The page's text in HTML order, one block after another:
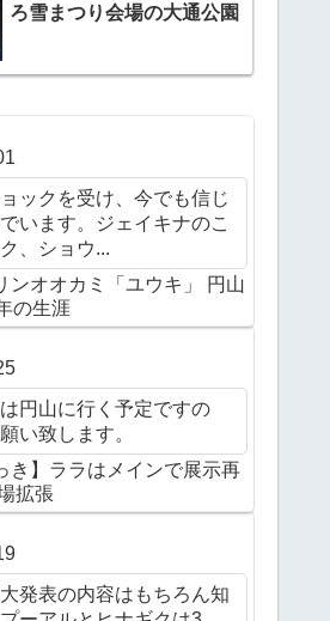
ろ雪まつり会場の大通公園
ックを受け、今でも信じ
います。ジェイキナのこ
、ショウ...
ンオオカミ「ユウキ」 円山
の生涯
円山に行く予定ですの
い致します。
き】ララはメインで展示再
拡張
発表の内容はもちろん知